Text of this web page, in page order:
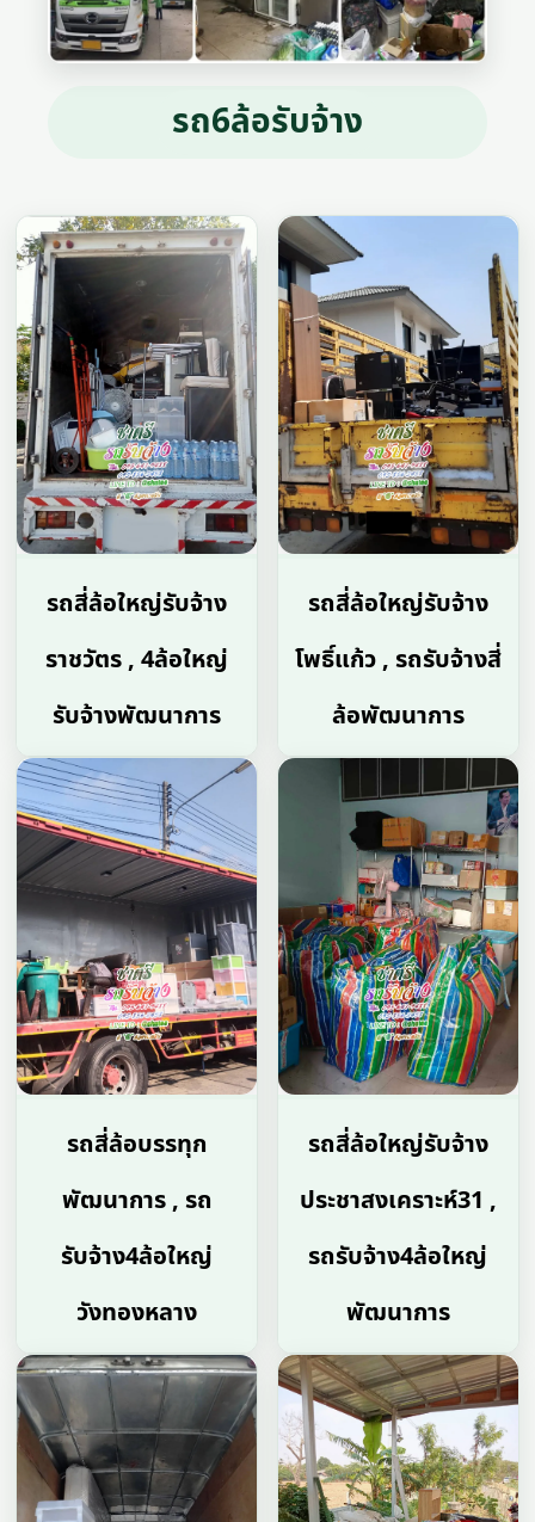
รถ6ล้อรับจ้าง
รถสี่ล้อใหญ่รับจ้าง
ราชวัตร , 4ล้อใหญ่
รับจ้างพัฒนาการ
รถสี่ล้อใหญ่รับจ้าง
โพธิ์แก้ว , รถรับจ้างสี่
ล้อพัฒนาการ
รถสี่ล้อบรรทุก
พัฒนาการ , รถ
รับจ้าง4ล้อใหญ่
วังทองหลาง
รถสี่ล้อใหญ่รับจ้าง
ประชาสงเคราะห์31 ,
รถรับจ้าง4ล้อใหญ่
พัฒนาการ